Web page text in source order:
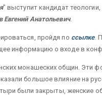
" выступит кандидат
Евгений Анатольевич.
пройдя по ссылке.
информацию о входе в
монашеских общин. Эти
большое влияние на
были закрыты, женские